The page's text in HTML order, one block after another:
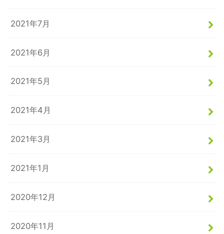
2021年7月
2021年6月
2021年5月
2021年4月
2021年3月
2021年1月
2020年12月
2020年11月